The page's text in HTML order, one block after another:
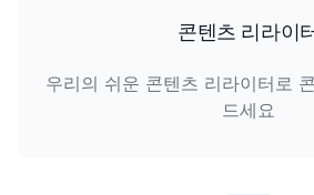
콘텐츠 리라이
우리의 쉬운 콘텐츠 리라이터로
드세요